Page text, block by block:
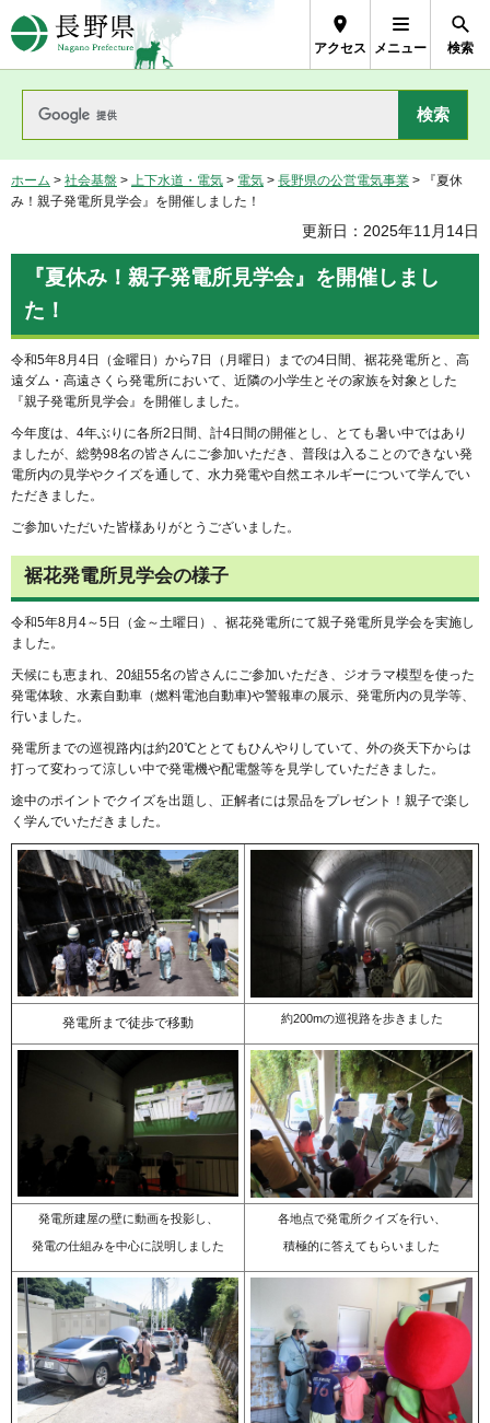
長野県Nagano Prefecture
アクセス メニュー 検索
ホーム > 社会基盤 > 上下水道・電気 > 電気 > 長野県の公営電気事業 > 『夏休
み！親子発電所見学会』を開催しました！
更新日：2025年11月14日
『夏休み！親子発電所見学会』を開催しまし
た！
令和5年8月4日（金曜日）から7日（月曜日）までの4日間、裾花発電所と、高
遠ダム・高遠さくら発電所において、近隣の小学生とその家族を対象とした
『親子発電所見学会』を開催しました。
今年度は、4年ぶりに各所2日間、計4日間の開催とし、とても暑い中ではあり
ましたが、総勢98名の皆さんにご参加いただき、普段は入ることのできない発
電所内の見学やクイズを通して、水力発電や自然エネルギーについて学んでい
ただきました。
ご参加いただいた皆様ありがとうございました。
裾花発電所見学会の様子
令和5年8月4～5日（金～土曜日）、裾花発電所にて親子発電所見学会を実施し
ました。
天候にも恵まれ、20組55名の皆さんにご参加いただき、ジオラマ模型を使った
発電体験、水素自動車（燃料電池自動車)や警報車の展示、発電所内の見学等、
行いました。
発電所までの巡視路内は約20℃ととてもひんやりしていて、外の炎天下からは
打って変わって涼しい中で発電機や配電盤等を見学していただきました。
途中のポイントでクイズを出題し、正解者には景品をプレゼント！親子で楽し
く学んでいただきました。
発電所まで徒歩で移動 約200mの巡視路を歩きました
発電所建屋の壁に動画を投影し、
発電の仕組みを中心に説明しました
各地点で発電所クイズを行い、
積極的に答えてもらいました